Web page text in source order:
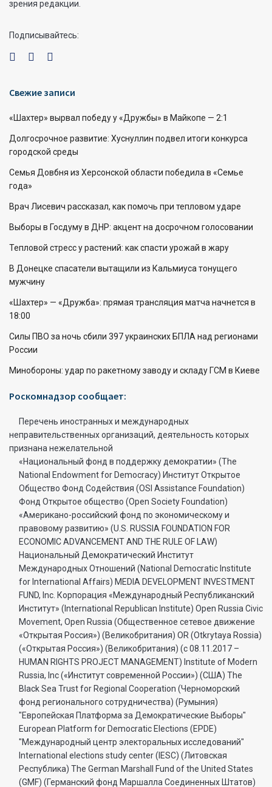
зрения редакции.
Подписывайтесь:
Свежие записи
«Шахтер» вырвал победу у «Дружбы» в Майкопе — 2:1
Долгосрочное развитие: Хуснуллин подвел итоги конкурса
городской среды
Семья Довбня из Херсонской области победила в «Семье
года»
Врач Лисевич рассказал, как помочь при тепловом ударе
Выборы в Госдуму в ДНР: акцент на досрочном голосовании
Тепловой стресс у растений: как спасти урожай в жару
В Донецке спасатели вытащили из Кальмиуса тонущего
мужчину
«Шахтер» — «Дружба»: прямая трансляция матча начнется в
18:00
Силы ПВО за ночь сбили 397 украинских БПЛА над регионами
России
Минобороны: удар по ракетному заводу и складу ГСМ в Киеве
Роскомнадзор сообщает:
Перечень иностранных и международных
неправительственных организаций, деятельность которых
признана нежелательной
«Национальный фонд в поддержку демократии» (The
National Endowment for Democracy) Институт Открытое
Общество Фонд Содействия (OSI Assistance Foundation)
Фонд Открытое общество (Open Society Foundation)
«Американо-российский фонд по экономическому и
правовому развитию» (U.S. RUSSIA FOUNDATION FOR
ECONOMIC ADVANCEMENT AND THE RULE OF LAW)
Национальный Демократический Институт
Международных Отношений (National Democratic Institute
for International Affairs) MEDIA DEVELOPMENT INVESTMENT
FUND, Inc. Корпорация «Международный Республиканский
Институт» (International Republican Institute) Open Russia Civic
Movement, Open Russia (Общественное сетевое движение
«Открытая Россия») (Великобритания) OR (Otkrytaya Rossia)
(«Открытая Россия») (Великобритания) (с 08.11.2017 –
HUMAN RIGHTS PROJECT MANAGEMENT) Institute of Modern
Russia, Inc («Институт современной России») (США) The
Black Sea Trust for Regional Cooperation (Черноморский
фонд регионального сотрудничества) (Румыния)
"Европейская Платформа за Демократические Выборы"
European Platform for Democratic Elections (EPDE)
"Международный центр электоральных исследований"
International elections study center (IESC) (Литовская
Республика) The German Marshall Fund of the United States
(GMF) (Германский фонд Маршалла Соединенных Штатов)